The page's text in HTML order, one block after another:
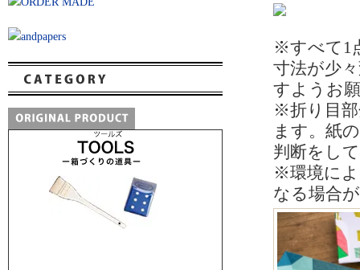
※すべて1
寸法が少
すようお
※折り目
ます。紙
判断をし
※環境によ
なる場合